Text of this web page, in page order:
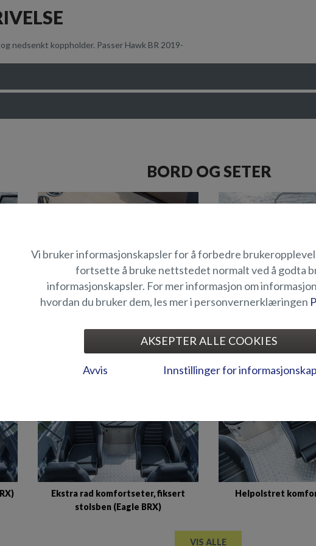
nedsenkt koppholder. Passer Hawk BR 2019-
BORD OG SETER
fabrikksinstallasjon
Ekstra rad komfortseter, fiksert
stolsben (Eagle BRX)
Helpolstret
VIS ALLE
Vi bruker informasjonskapsler for å forbedre
fortsette å bruke nettstedet normalt ved å godta
informasjonskapsler. For mer informasjon om
hvordan du bruker dem, les mer i personvernerklæringen
AKSEPTER ALLE COOKIES
Avvis Innstillinger for